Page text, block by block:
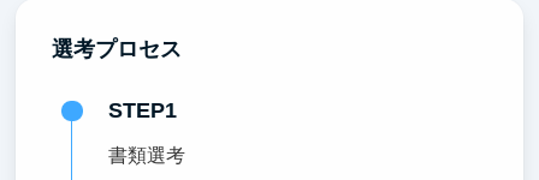
選考プロセス
STEP1
書類選考